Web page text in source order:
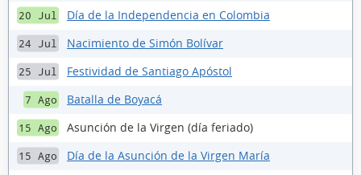
20 Jul Día de la Independencia en Colombia
24 Jul Nacimiento de Simón Bolívar
25 Jul Festividad de Santiago Apóstol
7 Ago Batalla de Boyacá
15 Ago Asunción de la Virgen (día feriado)
15 Ago Día de la Asunción de la Virgen María